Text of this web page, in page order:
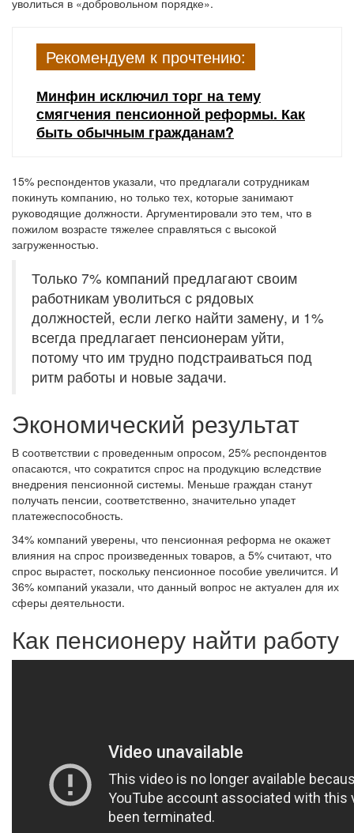
уволиться в «добровольном порядке».
Рекомендуем к прочтению:
Минфин исключил торг на тему
смягчения пенсионной реформы. Как
быть обычным гражданам?
15% респондентов указали, что предлагали сотрудникам
покинуть компанию, но только тех, которые занимают
руководящие должности. Аргументировали это тем, что в
пожилом возрасте тяжелее справляться с высокой
загруженностью.
Только 7% компаний предлагают своим
работникам уволиться с рядовых
должностей, если легко найти замену, и 1%
всегда предлагает пенсионерам уйти,
потому что им трудно подстраиваться под
ритм работы и новые задачи.
Экономический результат
В соответствии с проведенным опросом, 25% респондентов
опасаются, что сократится спрос на продукцию вследствие
внедрения пенсионной системы. Меньше граждан станут
получать пенсии, соответственно, значительно упадет
платежеспособность.
34% компаний уверены, что пенсионная реформа не окажет
влияния на спрос произведенных товаров, а 5% считают, что
спрос вырастет, поскольку пенсионное пособие увеличится. И
36% компаний указали, что данный вопрос не актуален для их
сферы деятельности.
Как пенсионеру найти работу